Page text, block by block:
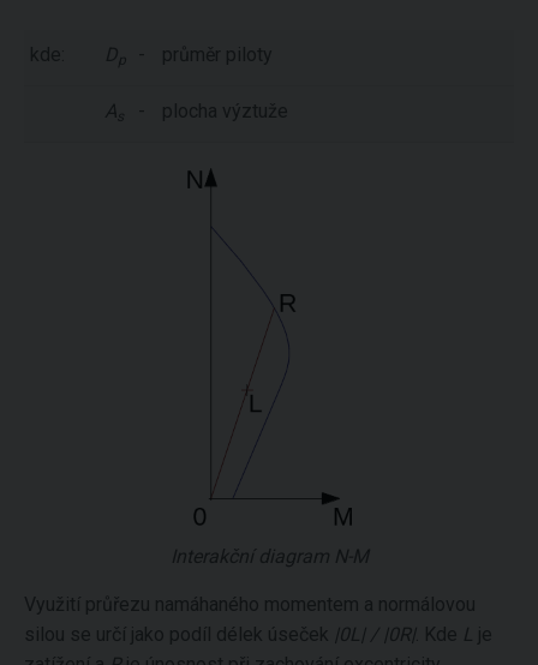
kde: Dp - průměr piloty
As - plocha výztuže
Interakční diagram N-M
Využití průřezu namáhaného momentem a normálovou
silou se určí jako podíl délek úseček |0L| / |0R|. Kde L je